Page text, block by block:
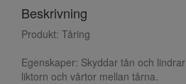
Beskrivning
Produkt: Tåring
Egenskaper: Skyddar tån och
liktorn och vårtor mellan tårna.